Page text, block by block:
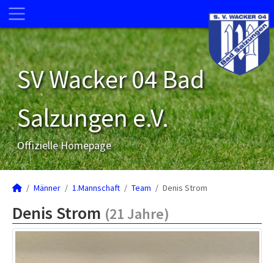
SV Wacker 04 Bad
Salzungen e.V.
Offizielle Homepage
Männer 1.Mannschaft Team Denis Strom
Denis Strom (21 Jahre)